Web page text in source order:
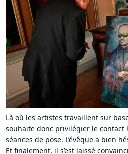
Là où les artistes travaillent sur
souhaite donc privilégier le
séances de pose. L’évêque a bien
Et finalement, il s’est laissé